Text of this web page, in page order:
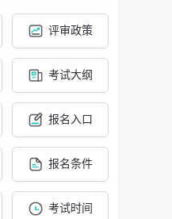
评审政策
考试大纲
报名入口
报名条件
考试时间